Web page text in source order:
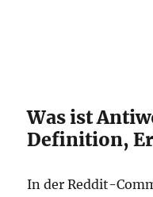
Was ist
Definition,
In der Reddit-